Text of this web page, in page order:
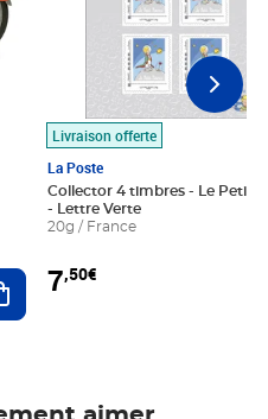
Ajouter au panier
Livraison offerte
La Poste
Collector 4 timbres - Le Petit
- Lettre Verte
20g / France
7,50€